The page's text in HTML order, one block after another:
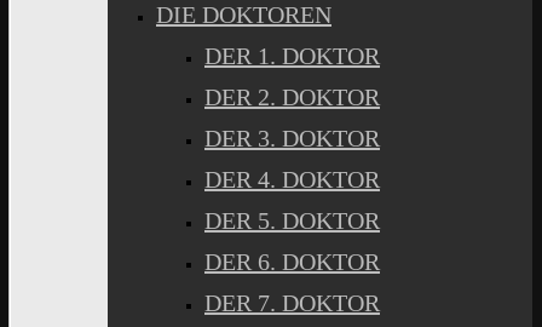
DIE DOKTOREN
DER 1. DOKTOR
DER 2. DOKTOR
DER 3. DOKTOR
DER 4. DOKTOR
DER 5. DOKTOR
DER 6. DOKTOR
DER 7. DOKTOR